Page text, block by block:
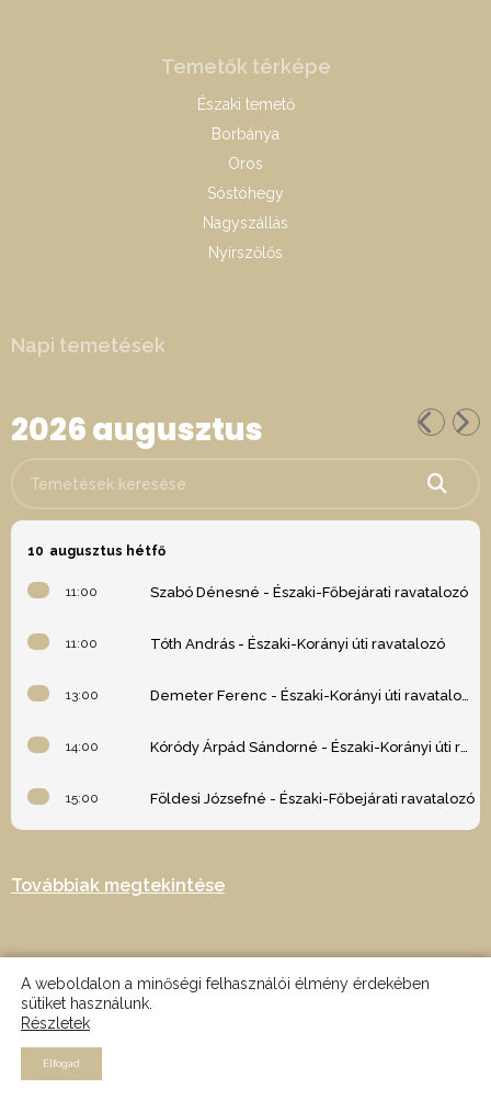
Temetők térképe
Északi temető
Borbánya
Oros
Sóstóhegy
Nagyszállás
Nyírszőlős
Napi temetések
2026 augusztus
10 augusztus hétfő
11:00 Szabó Dénesné - Északi-Főbejárati ravatalozó
11:00 Tóth András - Északi-Korányi úti ravatalozó
13:00 Demeter Ferenc - Északi-Korányi úti ravatalozó
14:00 Kóródy Árpád Sándorné - Északi-Korányi úti ravatalozó
15:00 Földesi Józsefné - Északi-Főbejárati ravatalozó
Továbbiak megtekintése
2024 © Minden jog fenntartva - Az oldalt készítette: Nagy Martin -
A weboldalon a minőségi felhasználói élmény érdekében
sütiket használunk.
Részletek
Elfogad